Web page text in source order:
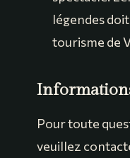
légendes
tourisme de
Pour toute
veuillez